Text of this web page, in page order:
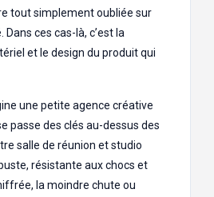
tout simplement oubliée sur
ces cas-là, c’est la
et le design du produit qui
une petite agence créative
passe des clés au-dessus des
salle de réunion et studio
résistante aux chocs et
la moindre chute ou